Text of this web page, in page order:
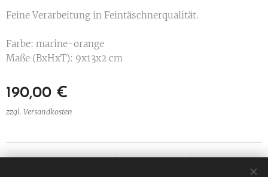
Feine Verarbeitung in Feintäschnerqualität.
Farbe: marine-orange
Maße (BxHxT): 9x13x2 cm
190,00 €
zzgl. Versandkosten
Ledermanufaktur Christian Bachner